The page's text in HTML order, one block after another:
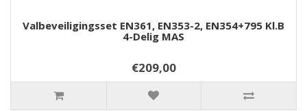
Valbeveiligingsset EN361, EN353-2, EN354+795 Kl.B
4-Delig MAS
€209,00